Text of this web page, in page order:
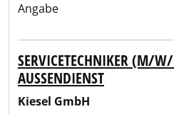
Angabe
SERVICETECHNIKER (M/
AUSSENDIENST
Kiesel GmbH